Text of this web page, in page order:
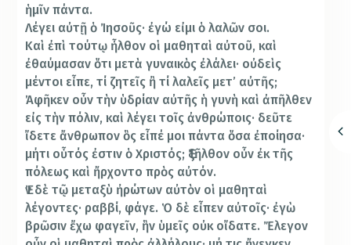
ἡμῖν πάντα.
Λέγει αὐτῇ ὁ Ἰησοῦς· ἐγώ εἰμι ὁ λαλῶν σοι.
Καὶ ἐπὶ τούτῳ ἦλθον οἱ μαθηταὶ αὐτοῦ, καὶ
ἐθαύμασαν ὅτι μετὰ γυναικὸς ἐλάλει· οὐδεὶς
μέντοι εἶπε, τί ζητεῖς ἢ τί λαλεῖς μετ’ αὐτῆς;
Ἀφῆκεν οὖν τὴν ὑδρίαν αὐτῆς ἡ γυνὴ καὶ ἀπῆλθεν
εἰς τὴν πόλιν, καὶ λέγει τοῖς ἀνθρώποις· δεῦτε
ἴδετε ἄνθρωπον ὃς εἶπέ μοι πάντα ὅσα ἐποίησα·
μήτι οὗτός ἐστιν ὁ Χριστός; Ἐξῆλθον οὖν ἐκ τῆς
πόλεως καὶ ἤρχοντο πρὸς αὐτόν.
Ἐν δὲ τῷ μεταξὺ ἠρώτων αὐτὸν οἱ μαθηταὶ
λέγοντες· ραββί, φάγε. Ὁ δὲ εἶπεν αὐτοῖς· ἐγὼ
βρῶσιν ἔχω φαγεῖν, ἣν ὑμεῖς οὐκ οἴδατε. Ἔλεγον